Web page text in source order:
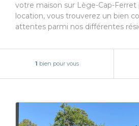
votre maison sur Lège-Cap-
location, vous trouverez un bien
attentes parmi nos différentes
1 bien pour vous